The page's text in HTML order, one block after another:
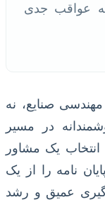
به عواقب جدی
صنایع، نه
در مسیر
یک مشاور
نامه را از یک
عمیق و رشد